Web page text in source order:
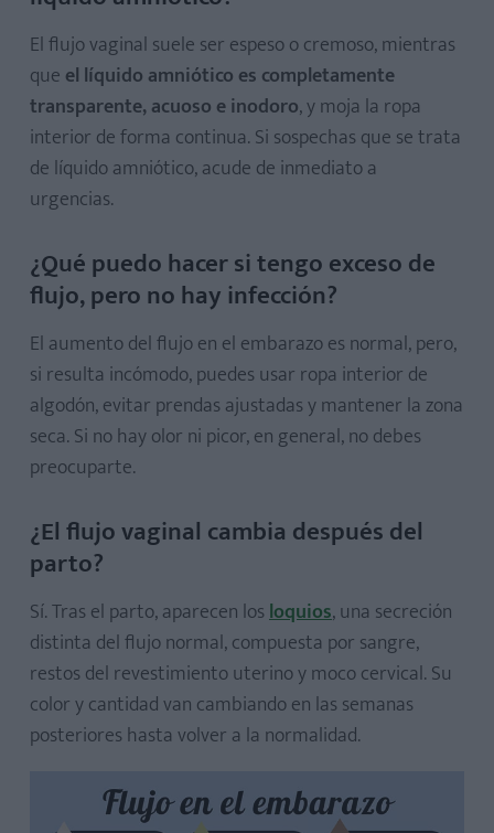
El flujo vaginal suele ser espeso o cremoso, mientras
que el líquido amniótico es completamente
transparente, acuoso e inodoro, y moja la ropa
interior de forma continua. Si sospechas que se trata
de líquido amniótico, acude de inmediato a
urgencias.
¿Qué puedo hacer si tengo exceso de
flujo, pero no hay infección?
El aumento del flujo en el embarazo es normal, pero,
si resulta incómodo, puedes usar ropa interior de
algodón, evitar prendas ajustadas y mantener la zona
seca. Si no hay olor ni picor, en general, no debes
preocuparte.
¿El flujo vaginal cambia después del
parto?
Sí. Tras el parto, aparecen losloquios, una secreción
distinta del flujo normal, compuesta por sangre,
restos del revestimiento uterino y moco cervical. Su
color y cantidad van cambiando en las semanas
posteriores hasta volver a la normalidad.